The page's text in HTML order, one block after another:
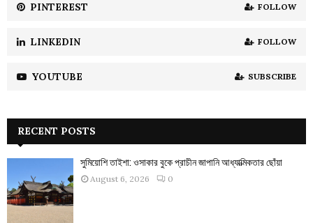
PINTEREST FOLLOW
LINKEDIN FOLLOW
YOUTUBE SUBSCRIBE
RECENT POSTS
সুমিয়োশি তাইশা: ওসাকার বুকে প্রাচীন জাপানি আধ্যাত্মিকতার ছোঁয়া
August 6, 2026 0